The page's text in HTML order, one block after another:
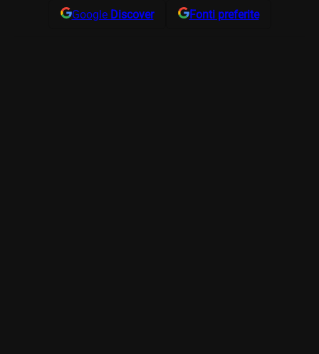
Google Discover Fonti preferite